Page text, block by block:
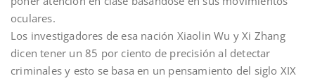
oculares.
Los investigadores de esa nación Xiaolin Wu y Xi Zhang
dicen tener un 85 por ciento de precisión al detectar
criminales y esto se basa en un pensamiento del siglo XIX